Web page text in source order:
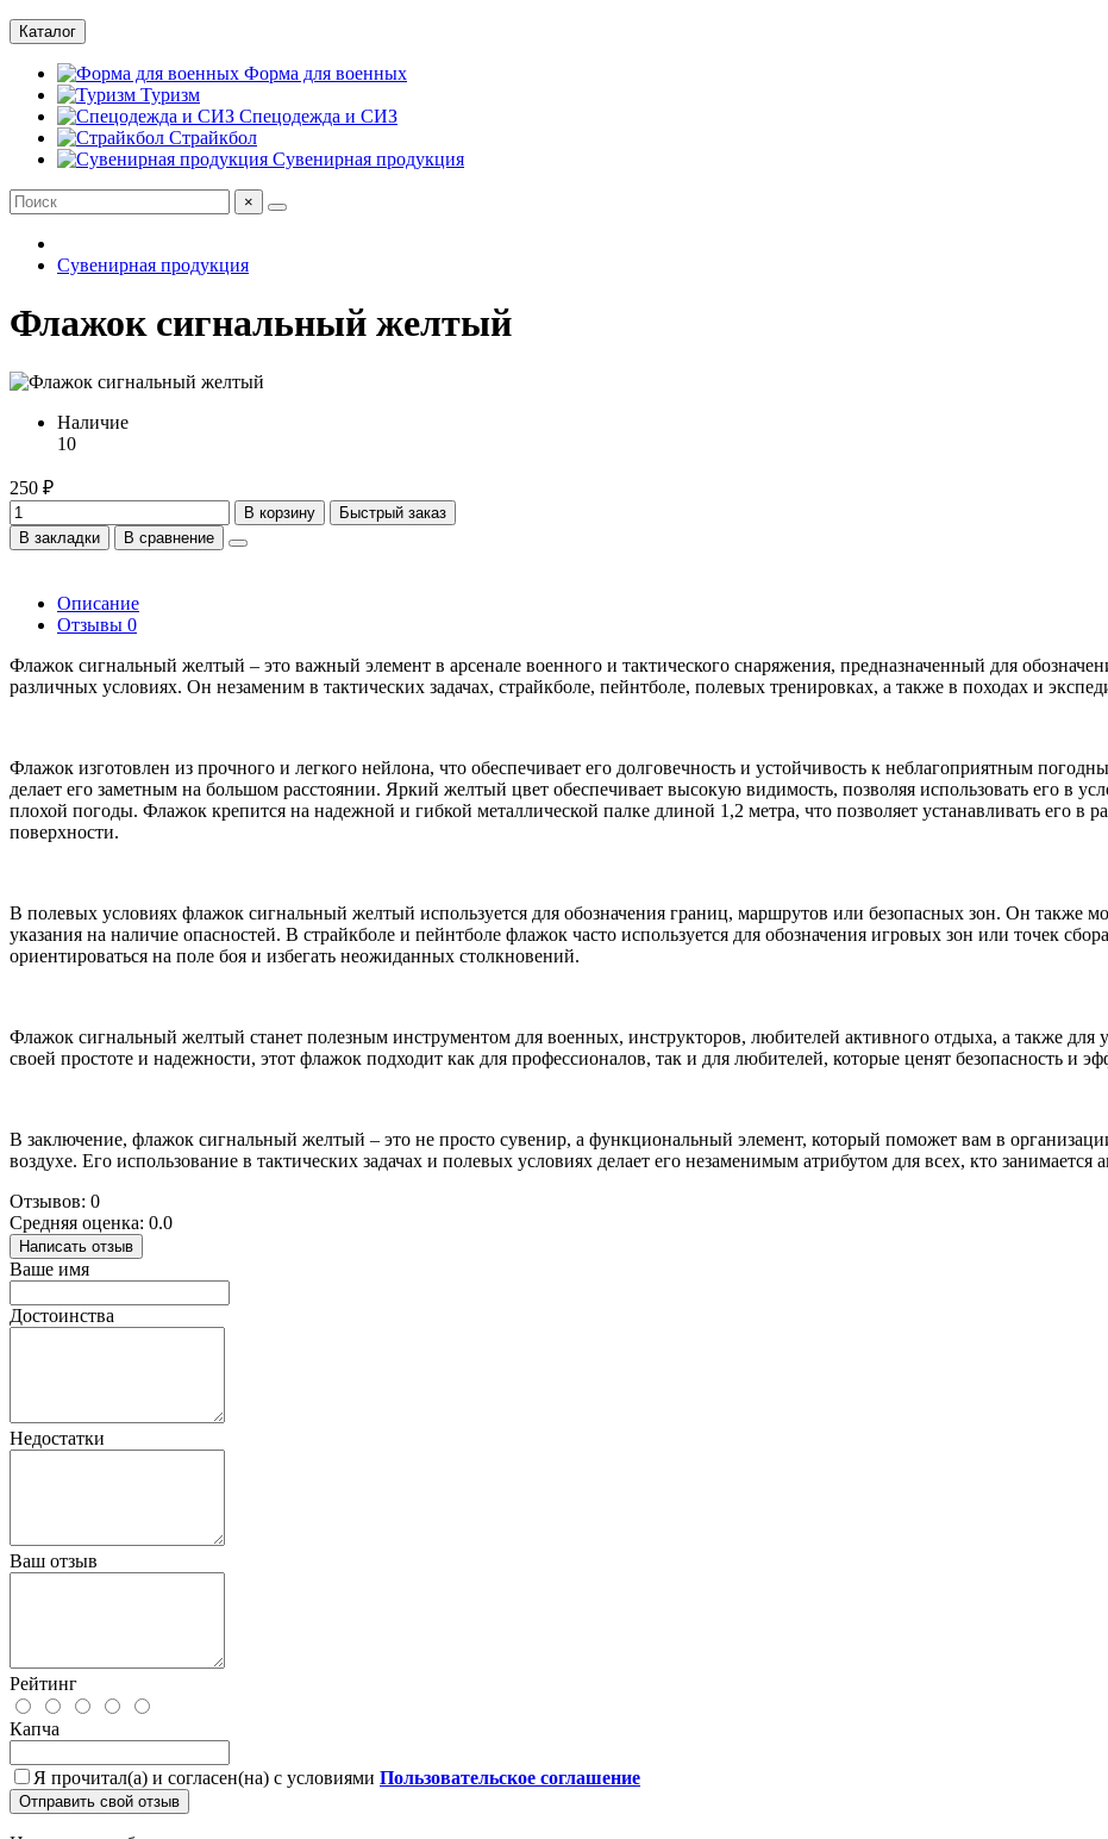
Каталог
Форма для военных
Туризм
Спецодежда и СИЗ
Страйкбол
Сувенирная продукция
×
Сувенирная продукция
Флажок сигнальный желтый
Наличие
10
250 ₽
В корзину
Быстрый заказ
В закладки
В сравнение
Описание
Отзывы 0
Флажок сигнальный желтый – это важный элемент в арсенале военного и тактического снаряжения, предназначенный для
различных условиях. Он незаменим в тактических задачах, страйкболе, пейнтболе, полевых тренировках, а также в походах и
Флажок изготовлен из прочного и легкого нейлона, что обеспечивает его долговечность и устойчивость к неблагоприятным
делает его заметным на большом расстоянии. Яркий желтый цвет обеспечивает высокую видимость, позволяя использовать его в
плохой погоды. Флажок крепится на надежной и гибкой металлической палке длиной 1,2 метра, что позволяет устанавливать его в
поверхности.
В полевых условиях флажок сигнальный желтый используется для обозначения границ, маршрутов или безопасных зон. Он также
указания на наличие опасностей. В страйкболе и пейнтболе флажок часто используется для обозначения игровых зон или точек
ориентироваться на поле боя и избегать неожиданных столкновений.
Флажок сигнальный желтый станет полезным инструментом для военных, инструкторов, любителей активного отдыха, а также для
своей простоте и надежности, этот флажок подходит как для профессионалов, так и для любителей, которые ценят безопасность и
В заключение, флажок сигнальный желтый – это не просто сувенир, а функциональный элемент, который поможет вам в
воздухе. Его использование в тактических задачах и полевых условиях делает его незаменимым атрибутом для всех, кто
Отзывов: 0
Средняя оценка: 0.0
Написать отзыв
Ваше имя
Достоинства
Недостатки
Ваш отзыв
Рейтинг
Капча
Я прочитал(а) и согласен(на) с условиями Пользовательское соглашение
Отправить свой отзыв